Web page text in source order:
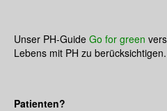
Unser PH-Guide Go for green
Lebens mit PH zu berücksichtigen.
Patienten?